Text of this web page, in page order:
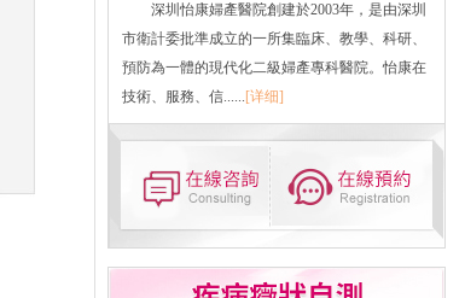
深圳怡康婦產醫院創建於2003年，是由深圳
市衛計委批準成立的一所集臨床、教學、科研、
預防為一體的現代化二級婦產專科醫院。怡康在
技術、服務、信...... [详细]